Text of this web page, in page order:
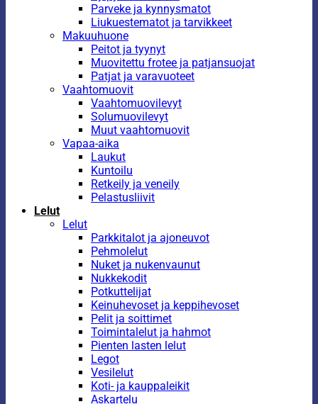
Parveke ja kynnysmatot
Liukuestematot ja tarvikkeet
Makuuhuone
Peitot ja tyynyt
Muovitettu frotee ja patjansuojat
Patjat ja varavuoteet
Vaahtomuovit
Vaahtomuovilevyt
Solumuovilevyt
Muut vaahtomuovit
Vapaa-aika
Laukut
Kuntoilu
Retkeily ja veneily
Pelastusliivit
Lelut
Lelut
Parkkitalot ja ajoneuvot
Pehmolelut
Nuket ja nukenvaunut
Nukkekodit
Potkuttelijat
Keinuhevoset ja keppihevoset
Pelit ja soittimet
Toimintalelut ja hahmot
Pienten lasten lelut
Legot
Vesilelut
Koti- ja kauppaleikit
Askartelu